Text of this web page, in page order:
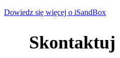
Dowiedz się więcej o iSandBox
Skontaktuj